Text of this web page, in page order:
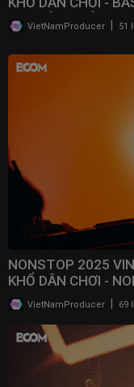
BAY ĐÁM CƯỚI
VietNamProducer 51
NONSTOP 2025
KHỔ DÂN CHƠI -
@NONSTOPVNDJ
VietNamProducer 69